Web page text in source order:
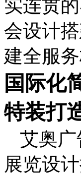
实连贯
会设计
建全服
国际化
特装打
艾奥
展览设